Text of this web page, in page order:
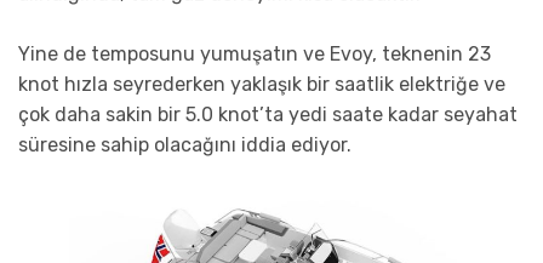
Yine de temposunu yumuşatın ve Evoy, teknenin 23
knot hızla seyrederken yaklaşık bir saatlik elektriğe ve
çok daha sakin bir 5.0 knot’ta yedi saate kadar seyahat
süresine sahip olacağını iddia ediyor.